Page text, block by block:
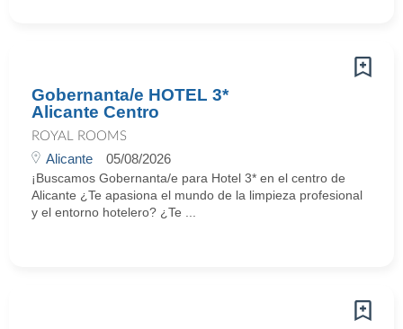
Gobernanta/e HOTEL 3*
Alicante Centro
ROYAL ROOMS
Alicante 05/08/2026
¡Buscamos Gobernanta/e para Hotel 3* en el centro de
Alicante ¿Te apasiona el mundo de la limpieza profesional
y el entorno hotelero? ¿Te ...